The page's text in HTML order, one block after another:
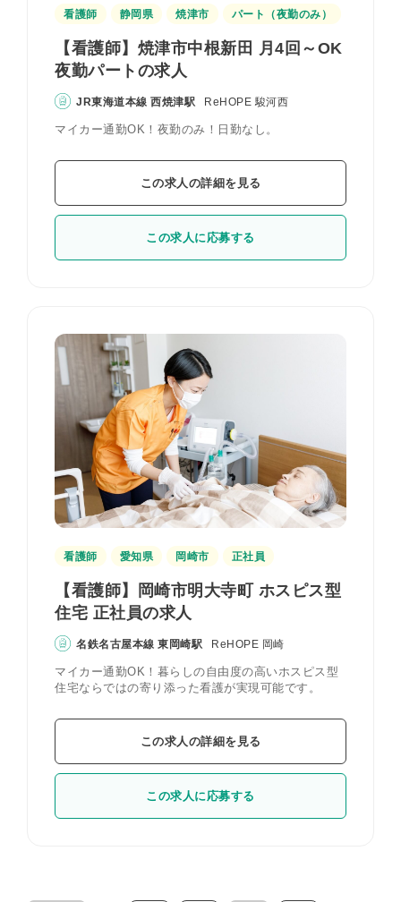
看護師 静岡県 焼津市 パート（夜勤のみ）
【看護師】焼津市中根新田 月4回～OK
夜勤パートの求人
JR東海道本線 西焼津駅 ReHOPE 駿河西
マイカー通勤OK！夜勤のみ！日勤なし。
この求人の詳細を見る
この求人に応募する
看護師 愛知県 岡崎市 正社員
【看護師】岡崎市明大寺町 ホスピス型
住宅 正社員の求人
名鉄名古屋本線 東岡崎駅 ReHOPE 岡崎
マイカー通勤OK！暮らしの自由度の高いホスピス型
住宅ならではの寄り添った看護が実現可能です。
この求人の詳細を見る
この求人に応募する